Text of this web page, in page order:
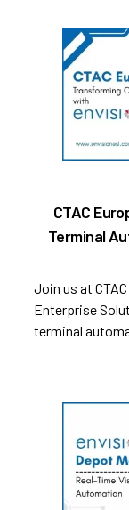
CTAC
Terminal
Join us at
Enterprise
terminal